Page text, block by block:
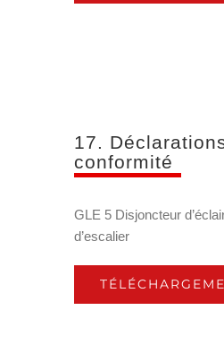
17.
conformité
GLE 5 Disjoncteur
d’escalier